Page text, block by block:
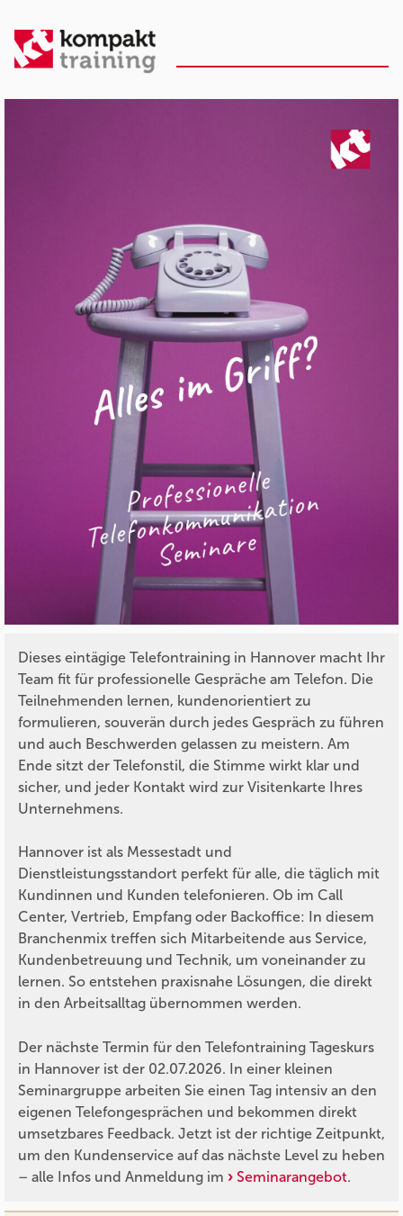
Dieses eintägige Telefontraining in Hannover macht Ihr
Team fit für professionelle Gespräche am Telefon. Die
Teilnehmenden lernen, kundenorientiert zu
formulieren, souverän durch jedes Gespräch zu führen
und auch Beschwerden gelassen zu meistern. Am
Ende sitzt der Telefonstil, die Stimme wirkt klar und
sicher, und jeder Kontakt wird zur Visitenkarte Ihres
Unternehmens.
Hannover ist als Messestadt und
Dienstleistungsstandort perfekt für alle, die täglich mit
Kundinnen und Kunden telefonieren. Ob im Call
Center, Vertrieb, Empfang oder Backoffice: In diesem
Branchenmix treffen sich Mitarbeitende aus Service,
Kundenbetreuung und Technik, um voneinander zu
lernen. So entstehen praxisnahe Lösungen, die direkt
in den Arbeitsalltag übernommen werden.
Der nächste Termin für den Telefontraining Tageskurs
in Hannover ist der 02.07.2026. In einer kleinen
Seminargruppe arbeiten Sie einen Tag intensiv an den
eigenen Telefongesprächen und bekommen direkt
umsetzbares Feedback. Jetzt ist der richtige Zeitpunkt,
um den Kundenservice auf das nächste Level zu heben
– alle Infos und Anmeldung im
Seminarangebot.